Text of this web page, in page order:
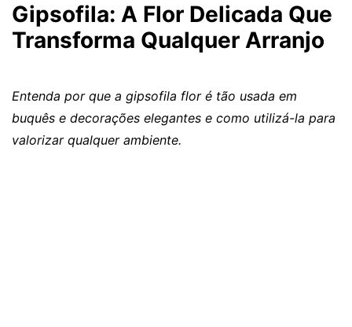
Gipsofila: A Flor Delicada Que
Transforma Qualquer Arranjo
Entenda por que a gipsofila flor é tão usada em
buquês e decorações elegantes e como utilizá-la para
valorizar qualquer ambiente.